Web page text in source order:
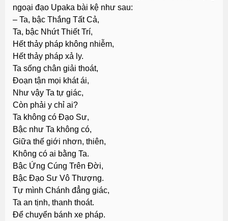
ngoại đạo Upaka bài kệ như sau:
– Ta, bậc Thắng Tất Cả,
Ta, bậc Nhứt Thiết Trí,
Hết thảy pháp không nhiễm,
Hết thảy pháp xả ly.
Ta sống chân giải thoát,
Ðoạn tận mọi khát ái,
Như vậy Ta tự giác,
Còn phải y chỉ ai?
Ta không có Ðạo Sư,
Bậc như Ta không có,
Giữa thế giới nhơn, thiên,
Không có ai bằng Ta.
Bậc Ứng Cúng Trên Đời,
Bậc Ðạo Sư Vô Thượng.
Tự mình Chánh đẳng giác,
Ta an tịnh, thanh thoát.
Ðể chuyển bánh xe pháp.